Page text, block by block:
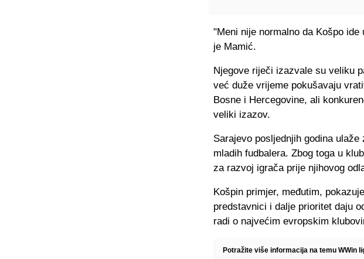
"Meni nije normalno da Košpo
je Mamić.
Njegove riječi izazvale su veliku
već duže vrijeme pokušavaju
Bosne i Hercegovine, ali
veliki izazov.
Sarajevo posljednjih godina
mladih fudbalera. Zbog toga u
za razvoj igrača prije njihovog
Košpin primjer, međutim,
predstavnici i dalje prioritet daju
radi o najvećim evropskim
Potražite više informacija na temu WWin